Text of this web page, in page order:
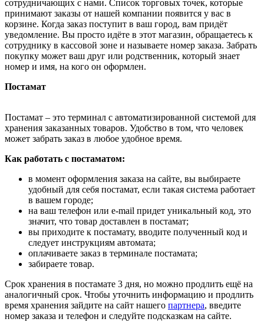
сотрудничающих с нами. Список торговых точек, которые
принимают заказы от нашей компании появится у вас в
корзине. Когда заказ поступит в ваш город, вам придёт
уведомление. Вы просто идёте в этот магазин, обращаетесь к
сотруднику в кассовой зоне и называете номер заказа. Забрать
покупку может ваш друг или родственник, который знает
номер и имя, на кого он оформлен.
Постамат
Постамат – это терминал с автоматизированной системой для
хранения заказанных товаров. Удобство в том, что человек
может забрать заказ в любое удобное время.
Как работать с постаматом:
в момент оформления заказа на сайте, вы выбираете
удобный для себя постамат, если такая система работает
в вашем городе;
на ваш телефон или e-mail придет уникальный код, это
значит, что товар доставлен в постамат;
вы приходите к постамату, вводите полученный код и
следует инструкциям автомата;
оплачиваете заказ в терминале постамата;
забираете товар.
Срок хранения в постамате 3 дня, но можно продлить ещё на
аналогичный срок. Чтобы уточнить информацию и продлить
время хранения зайдите на сайт нашего партнера, введите
номер заказа и телефон и следуйте подсказкам на сайте.